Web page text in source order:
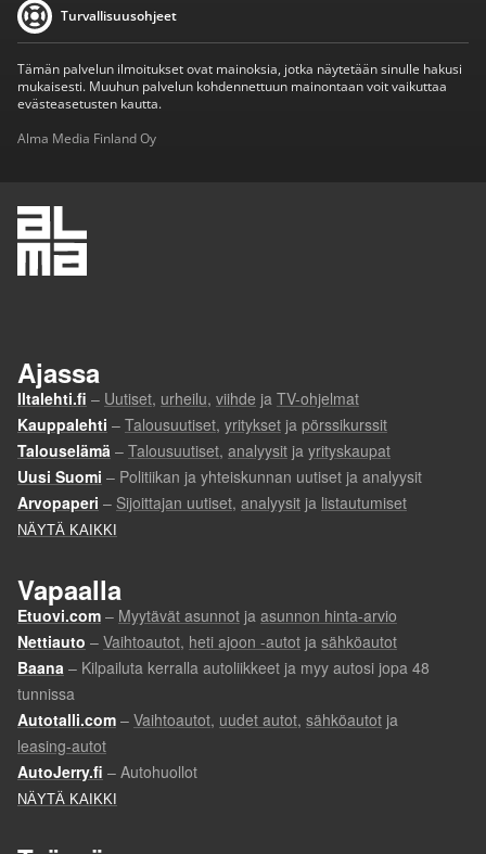
Turvallisuusohjeet
Tämän palvelun ilmoitukset ovat mainoksia, jotka näytetään sinulle hakusi
mukaisesti. Muuhun palvelun kohdennettuun mainontaan voit vaikuttaa
evästeasetusten kautta.
Alma Media Finland Oy